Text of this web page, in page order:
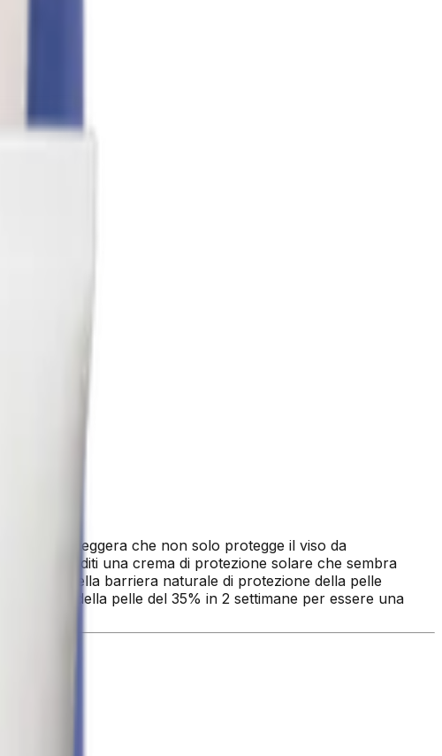
texture leggera che non solo protegge il viso da
bianco e goditi una crema di protezione solare che sembra
di rinforzo della barriera naturale di protezione della pelle
della pelle del 35% in 2 settimane per essere una